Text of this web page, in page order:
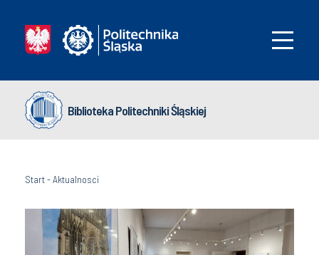
Biblioteka Politechniki Śląskiej
Start-Aktualnosci